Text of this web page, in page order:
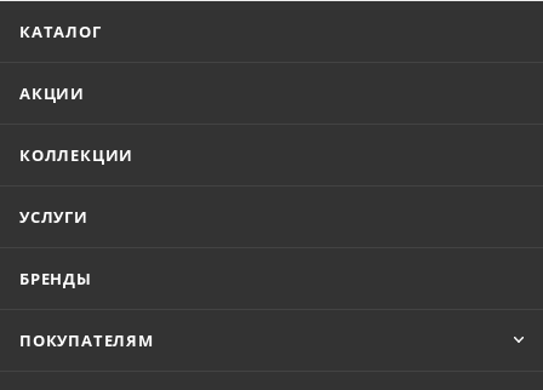
КАТАЛОГ
АКЦИИ
КОЛЛЕКЦИИ
УСЛУГИ
БРЕНДЫ
ПОКУПАТЕЛЯМ